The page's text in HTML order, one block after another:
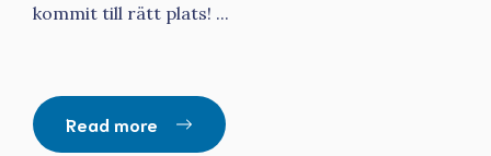
kommit till rätt plats! ...
Read more